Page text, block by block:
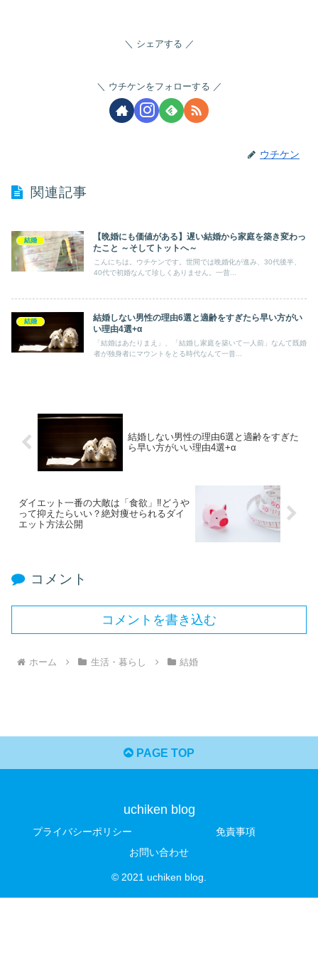
シェアする
ウチケンをフォローする
ウチケン
関連記事
結婚
【晩婚にも価値がある】遅い結婚から家庭を築き変わっ
たこと ～そしてトットへ～
こんにちは。ウチケンです。世間では晩婚化が進み、30代後半、
40代で初婚なんて珍しくありません。一昔...
結婚
結婚しない男性の理由6選と適齢をすぎたら早い方がい
い理由4選+α
「結婚はあたりまえ」、「結婚し家庭を築いて一人前」なんて既婚
者が独身者にマウントをとる時代なんて一昔...
結婚しない男性の理由6選と適齢をすぎた
ら早い方がいい理由4選+α
ダイエット一番の大敵は「食欲」‼どうや
って抑えたらいい？絶対痩せられるダイ
エット方法公開
コメント
コメントを書き込む
ホーム 生活・暮らし 結婚
PAGE TOP
uchiken blog
プライバシーポリシー
免責事項
お問い合わせ
© 2021 uchiken blog.